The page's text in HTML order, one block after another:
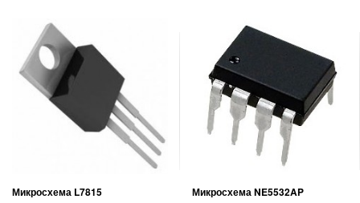
Микросхема L7815 Микросхема NE5532AP